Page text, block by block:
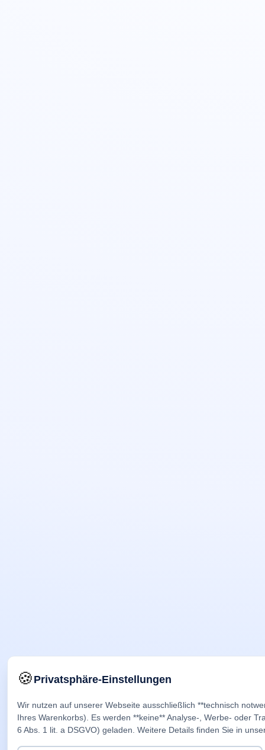
🍪Privatsphäre-Einstellungen
Wir nutzen auf unserer Webseite ausschließlich **technisch
Ihres Warenkorbs). Es werden **keine** Analyse-, Werbe- oder
6 Abs. 1 lit. a DSGVO) geladen. Weitere Details finden Sie in